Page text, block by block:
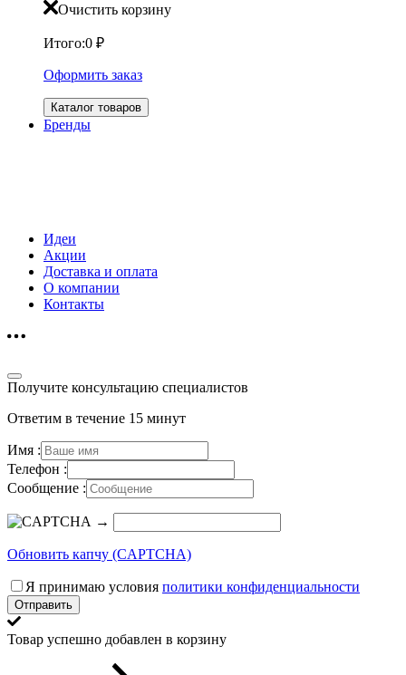
Очистить корзину
Итого:0 ₽
Оформить заказ
Каталог товаров
Бренды
Идеи
Акции
Доставка и оплата
О компании
Контакты
Получите консультацию специалистов
Ответим в течение 15 минут
Имя :
Телефон :
Сообщение :
→
Обновить капчу (CAPTCHA)
Я принимаю условия политики конфиденциальности
Отправить
Товар успешно добавлен в корзину